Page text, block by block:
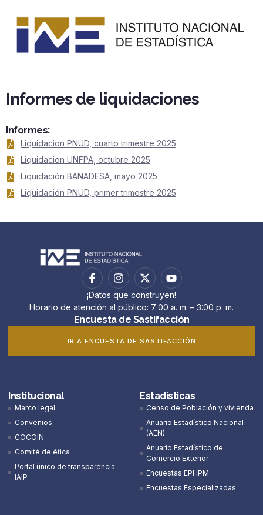
Informes de liquidaciones
Informes:
Liquidacion PNUD, cuarto trimestre 2025
Liquidacion UNFPA, octubre 2025
Liquidación BANADESA, mayo 2025
Liquidación PNUD, primer trimestre 2025
¡Datos que construyen!
Horario de atención al público: 7:00 a. m. – 3:00 p. m.
Encuesta de Sastifacción
IR A ENCUESTA DE SASTIFACCIÓN
Institucional
Marco legal
Convenios
COCOIN
Comité de ética
Portal único de transparencia
IAIP
Estadísticas
Censo de Población y vivienda
Anuario Estadístico Nacional
(AEN)​
Anuario Estadístico de
Comercio Exterior
Encuestas EPHPM
Encuestas Especializadas